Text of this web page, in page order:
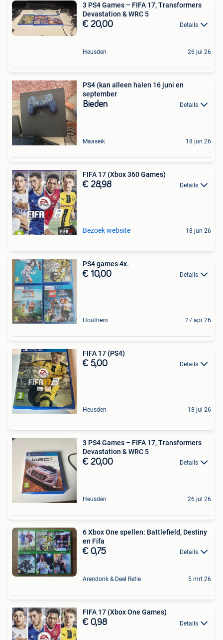
3 PS4 Games – FIFA 17, Transformers
Devastation & WRC 5
€ 20,00 Details
Heusden 26 jul 26
PS4 (kan alleen halen 16 juni en
september
Bieden Details
Maaseik 18 jun 26
FIFA 17 (Xbox 360 Games)
€ 28,98 Details
Bezoek website 18 jun 26
PS4 games 4x.
€ 10,00 Details
Houthem 27 apr 26
FIFA 17 (PS4)
€ 5,00 Details
Heusden 18 jul 26
3 PS4 Games – FIFA 17, Transformers
Devastation & WRC 5
€ 20,00 Details
Heusden 26 jul 26
6 Xbox One spellen: Battlefield, Destiny
en Fifa
€ 0,75 Details
Arendonk & Deel Retie 5 mrt 26
FIFA 17 (Xbox One Games)
€ 0,98 Details